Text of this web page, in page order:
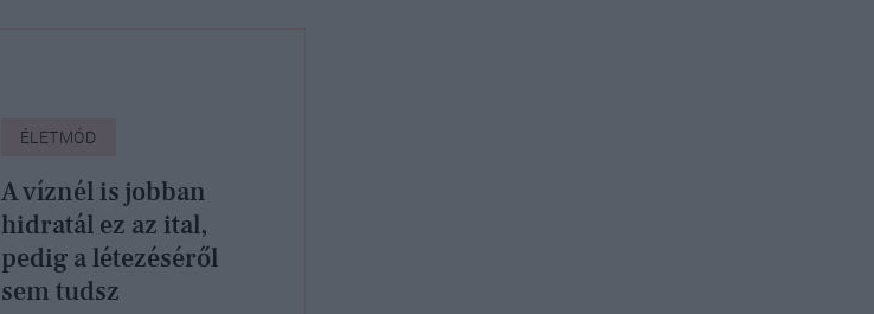
ÉLETMÓD
A víznél is jobban
hidratál ez az ital,
pedig a létezéséről
sem tudsz